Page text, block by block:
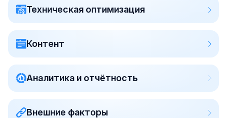
Техническая оптимизация
Контент
Аналитика и отчётность
Внешние факторы